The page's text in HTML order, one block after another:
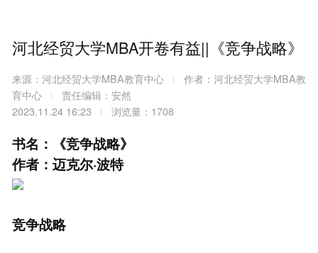
河北经贸大学MBA开卷有益||《竞争战略》
来源：河北经贸大学MBA教育中心
作者：河北经贸大学MBA教
育中心
责任编辑：安然
2023.11.24 16:23
浏览量：1708
书名：《竞争战略》
作者：迈克尔·波特
竞争战略